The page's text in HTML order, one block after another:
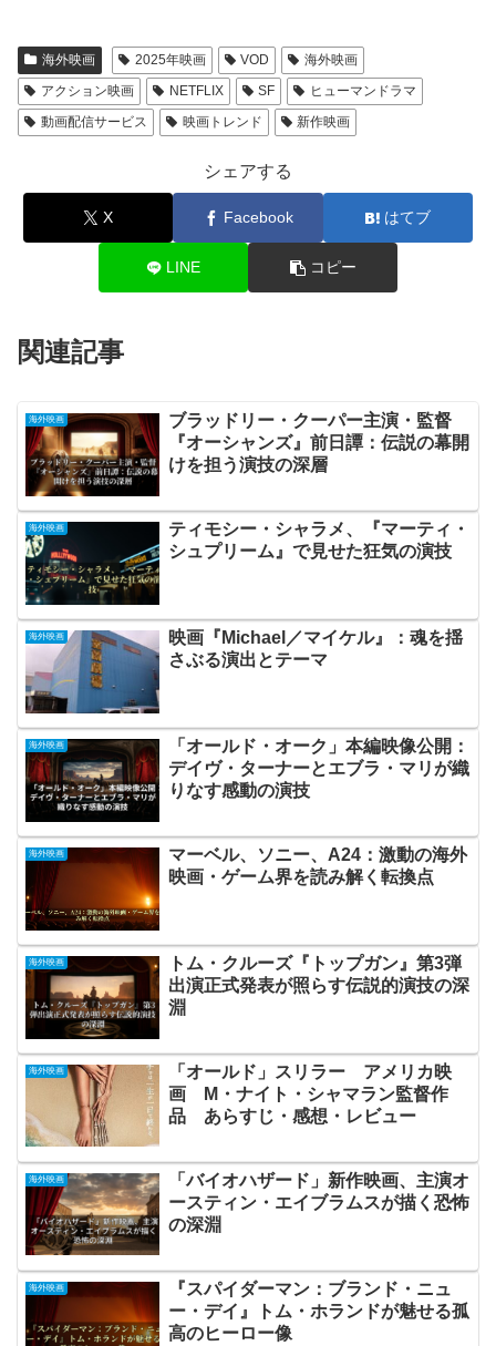
海外映画 2025年映画 VOD
海外映画
アクション映画
NETFLIX SF
ヒューマンドラマ
動画配信サービス
映画トレンド 新作映画
シェアする
X Facebook はてブ
LINE コピー
関連記事
海外映画
ブラッドリー・クーパー主演・監督
『オーシャンズ』前日譚：伝説の幕開
けを担う演技の深層
海外映画
ティモシー・シャラメ、『マーティ・
シュプリーム』で見せた狂気の演技
海外映画
映画『Michael／マイケル』：魂を揺
さぶる演出とテーマ
海外映画
「オールド・オーク」本編映像公開：
デイヴ・ターナーとエブラ・マリが織
りなす感動の演技
海外映画
マーベル、ソニー、A24：激動の海外
映画・ゲーム界を読み解く転換点
海外映画
トム・クルーズ『トップガン』第3弾
出演正式発表が照らす伝説的演技の深
淵
海外映画
「オールド」スリラー アメリカ映
画 M・ナイト・シャマラン監督作
品 あらすじ・感想・レビュー
海外映画
「バイオハザード」新作映画、主演オ
ースティン・エイブラムスが描く恐怖
の深淵
海外映画
『スパイダーマン：ブランド・ニュ
ー・デイ』トム・ホランドが魅せる孤
高のヒーロー像